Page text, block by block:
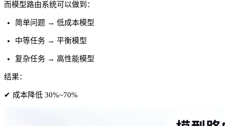
而模型路由系统可以做到：
简单问题 → 低成本模型
中等任务 → 平衡模型
复杂任务 → 高性能模型
结果：
✔ 成本降低 30%~70%